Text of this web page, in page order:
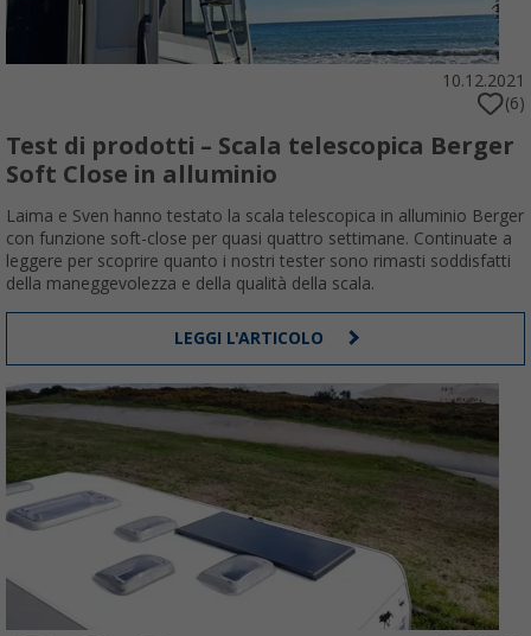
10.12.2021
(6)
Test di prodotti – Scala telescopica Berger
Soft Close in alluminio
Laima e Sven hanno testato la scala telescopica in alluminio Berger
con funzione soft-close per quasi quattro settimane. Continuate a
leggere per scoprire quanto i nostri tester sono rimasti soddisfatti
della maneggevolezza e della qualità della scala.
LEGGI L'ARTICOLO